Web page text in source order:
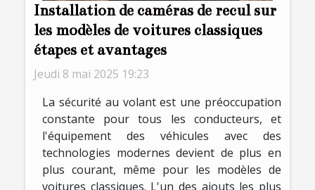
Installation de caméras de recul sur
les modèles de voitures classiques
étapes et avantages
Jeudi 8 mai 2025 19:23
La sécurité au volant est une préoccupation
constante pour tous les conducteurs, et
l'équipement des véhicules avec des
technologies modernes devient de plus en
plus courant, même pour les modèles de
voitures classiques. L'un des ajouts les plus